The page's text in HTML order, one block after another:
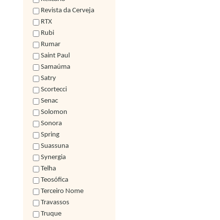
Revista da Cerveja
RTX
Rubi
Rumar
Saint Paul
Samaúma
Satry
Scortecci
Senac
Solomon
Sonora
Spring
Suassuna
Synergia
Telha
Teosófica
Terceiro Nome
Travassos
Truque